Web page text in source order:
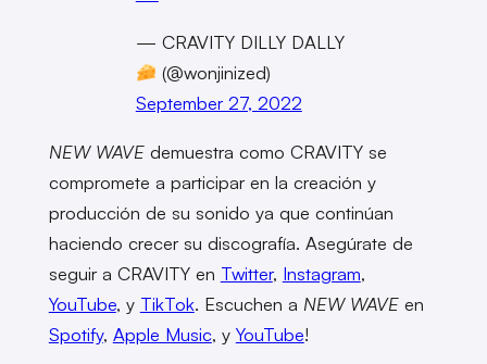
— CRAVITY DILLY DALLY
(@wonjinized)
September 27, 2022
NEW WAVEdemuestra como CRAVITY se
compromete a participar en la creación y
producción de su sonido ya que continúan
haciendo crecer su discografía. Asegúrate de
seguir a CRAVITY en Twitter, Instagram,
YouTube, y TikTok. Escuchen a NEW WAVEen
Spotify, Apple Music, y YouTube!